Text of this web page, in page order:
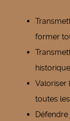
former
Valoriser
toutes